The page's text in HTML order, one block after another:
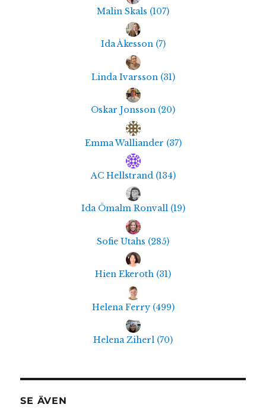
Malin Skals (107)
Ida Åkesson (7)
Linda Ivarsson (31)
Oskar Jonsson (20)
Emma Walliander (37)
AC Hellstrand (134)
Ida Ömalm Ronvall (19)
Sofie Utahs (285)
Hien Ekeroth (31)
Helena Ferry (499)
Helena Ziherl (70)
SE ÄVEN